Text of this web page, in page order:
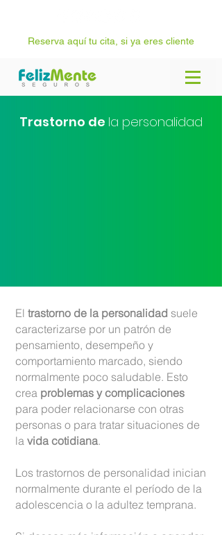
Reserva aquí tu cita, si ya eres cliente
Trastorno de la personalidad
El trastorno de la personalidad suele
caracterizarse por un patrón de
pensamiento, desempeño y
comportamiento marcado, siendo
normalmente poco saludable. Esto
crea problemas y complicaciones
para poder relacionarse con otras
personas o para tratar situaciones de
la vida cotidiana.
Los trastornos de personalidad inician
normalmente durante el período de la
adolescencia o la adultez temprana.